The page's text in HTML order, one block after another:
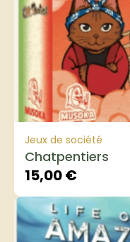
Jeux de société
Chatpentiers
15,00€